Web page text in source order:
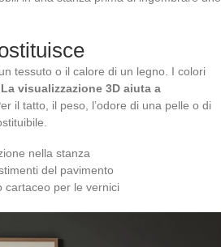
tessuto o il calore di un legno. I colori
La visualizzazione 3D aiuta a
il tatto, il peso, l’odore di una pelle o di
nella stanza
del pavimento
cartaceo per le vernici